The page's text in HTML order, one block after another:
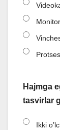
Hajmga
tasvirlar
Ikki